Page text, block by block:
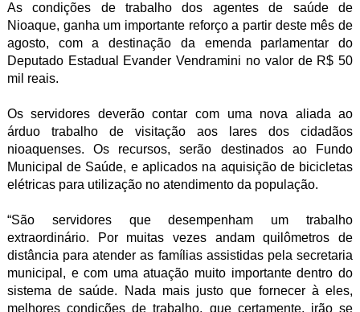
As condições de trabalho dos agentes de saúde de
Nioaque, ganha um importante reforço a partir deste mês de
agosto, com a destinação da emenda parlamentar do
Deputado Estadual Evander Vendramini no valor de R$ 50
mil reais.
Os servidores deverão contar com uma nova aliada ao
árduo trabalho de visitação aos lares dos cidadãos
nioaquenses. Os recursos, serão destinados ao Fundo
Municipal de Saúde, e aplicados na aquisição de bicicletas
elétricas para utilização no atendimento da população.
“São servidores que desempenham um trabalho
extraordinário. Por muitas vezes andam quilômetros de
distância para atender as famílias assistidas pela secretaria
municipal, e com uma atuação muito importante dentro do
sistema de saúde. Nada mais justo que fornecer à eles,
melhores condições de trabalho, que certamente, irão se